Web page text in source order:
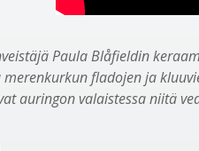
Paula Blåfieldin
merenkurkun fladojen ja
auringon valaistessa niitä